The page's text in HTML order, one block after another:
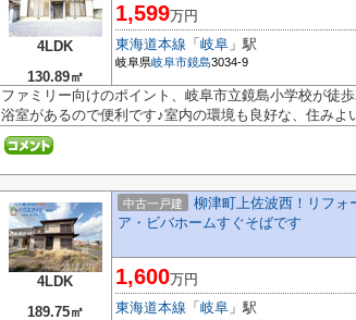
4LDK
130.89㎡
1,599万円
東海道本線 「 岐阜 」駅
岐阜県岐阜市鏡島3034-9
ファミリー向けのポイント、岐阜市立鏡島小学校が徒
浴室があるので便利です♪室内の環境も良好な、住みよ
4LDK
189.75㎡
中古一戸建
柳津町上佐波西！リフォ
ア・ビバホームすぐそばです
1,600万円
東海道本線 「 岐阜 」駅